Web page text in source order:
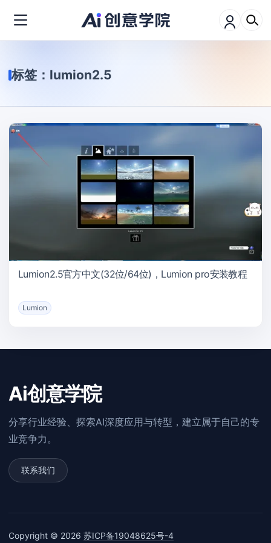
标签： lumion2.5
Lumion2.5官方中文(32位/64位)，Lumion pro安装教程
Lumion
Ai创意学院
分享行业经验、探索AI深度应用与转型，建立属于自己的专
业竞争力。
联系我们
Copyright © 2026 苏ICP备19048625号-4